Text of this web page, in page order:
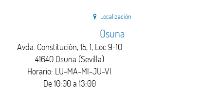
Localización
Osuna
Avda. Constitución, 15, 1, Loc 9-10
41640 Osuna (Sevilla)
Horario: LU-MA-MI-JU-VI
De 10:00 a 13:00